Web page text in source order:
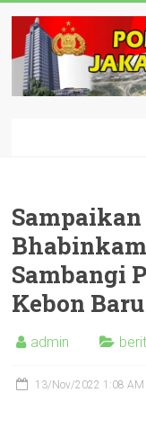
content
Sambangi
Kebon Baru
admin
13/Nov/2022 1:08 AM